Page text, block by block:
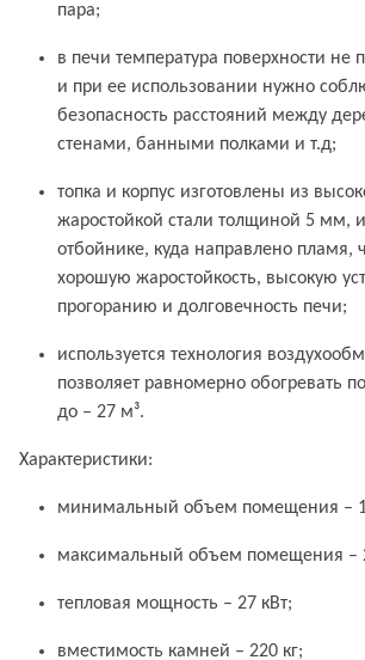
пара;
в печи температура поверхности не
и при ее использовании нужно
безопасность расстояний между
стенами, банными полками и т.д;
топка и корпус изготовлены из
жаростойкой стали толщиной 5 мм,
отбойнике, куда направлено пламя,
хорошую жаростойкость, высокую
прогоранию и долговечность печи;
используется технология
позволяет равномерно обогревать
до – 27 м³.
Характеристики:
минимальный объем помещения –
максимальный объем помещения –
тепловая мощность – 27 кВт;
вместимость камней – 220 кг;